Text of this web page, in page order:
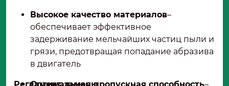
Высокое качество материалов–
обеспечивает эффективное
задерживание мельчайших частиц пыли и
грязи, предотвращая попадание абразива
в двигатель
Оптимальная пропускная способность–
Регламент замены